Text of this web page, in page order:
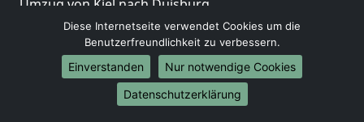
Umzug von Kiel nach Duisburg
Umzug von Kiel nach Bochum
Umzug von Kiel nach Wuppertal
Umzug von Kiel nach Bielefeld
Umzug von Kiel nach Bonn
Umzug von Kiel nach Münster
Diese Internetseite verwendet Cookies um die
Benutzerfreundlichkeit zu verbessern.
Einverstanden
Nur notwendige Cookies
Datenschutzerklärung